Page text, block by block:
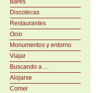
Bares
Discotecas
Restaurantes
Ocio
Monumentos y entorno
Viajar
Buscando a ...
Alojarse
Comer